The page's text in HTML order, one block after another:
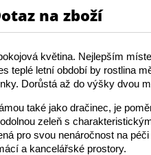
na zboží
květina. Nejlepším
teplé letní období by rostlina
Dorůstá až do výšky dvou
také jako dračinec, je
zeleň s
pro svou nenáročnost na
a kancelářské prostory.